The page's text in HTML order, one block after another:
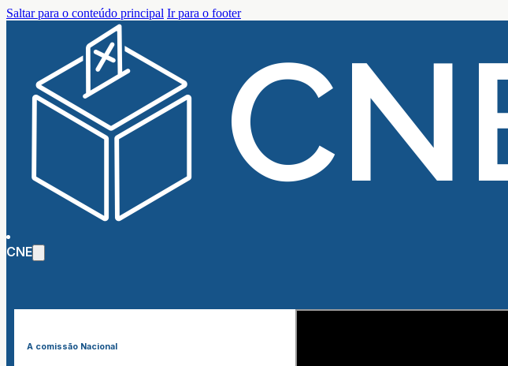
Saltar para o conteúdo principal Ir para o footer
CNE
A comissão Nacional